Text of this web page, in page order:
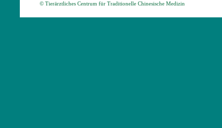
© Tierärztliches Centrum für Traditionelle Chinesische Medizin